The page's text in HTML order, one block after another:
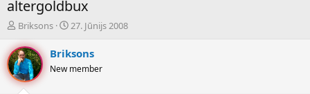
altergoldbux
P
v
e
d
i
Briksons
S
k
m
27. Jūnijs 2008
Briksons
New member